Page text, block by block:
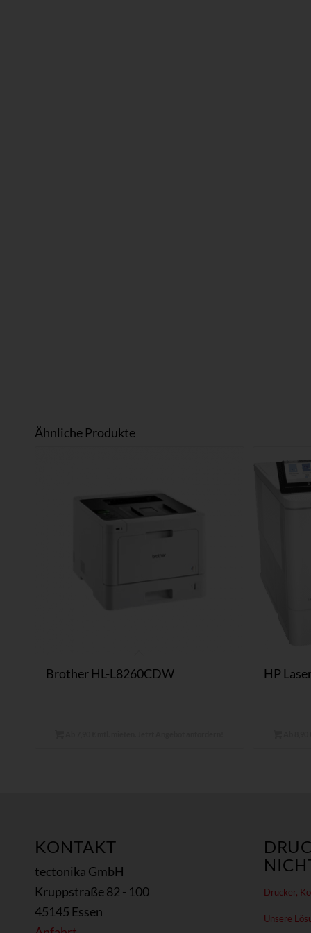
Ähnliche Produkte
Brother HL-L8260CDW HP
KONTAKT
tectonika GmbH
Kruppstraße 82 - 100
45145 Essen
Drucker,
Unsere